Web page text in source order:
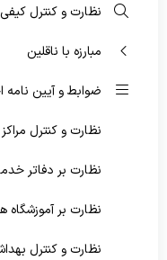
پیشگیری و مبارزه با
سلامت روانی،اجتماعی و
نظارت و کنترل
مبارزه با ناقلین
ضوابط و آیین نامه
نظارت و کنترل
نظارت بر دفاتر
نظارت بر
نظارت و کنترل